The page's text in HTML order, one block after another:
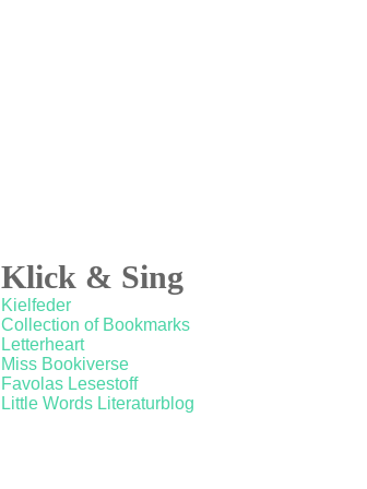
Klick & Sing
Kielfeder
Collection of Bookmarks
Letterheart
Miss Bookiverse
Favolas Lesestoff
Little Words Literaturblog